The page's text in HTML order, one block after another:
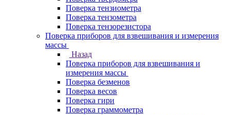
Поверка тензиометра
Поверка тензометра
Поверка тензорезистора
Поверка приборов для взвешивания и измерения
массы
Назад
Поверка приборов для взвешивания и
измерения массы
Поверка безменов
Поверка весов
Поверка гири
Поверка граммометра